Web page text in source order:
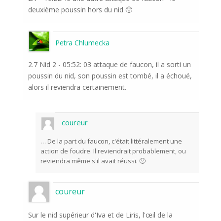
deuxième poussin hors du nid 🙁
Petra Chlumecka
2.7 Nid 2 - 05:52: 03 attaque de faucon, il a sorti un
poussin du nid, son poussin est tombé, il a échoué,
alors il reviendra certainement.
coureur
… De la part du faucon, c'était littéralement une
action de foudre. Il reviendrait probablement, ou
reviendra même s'il avait réussi. 🙁
coureur
Sur le nid supérieur d'Iva et de Liris, l'œil de la